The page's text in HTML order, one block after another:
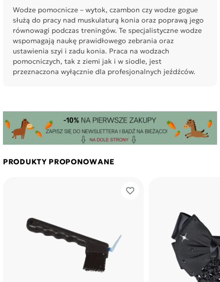
Wodze pomocnicze – wytok, czambon czy wodze gogue
służą do pracy nad muskulaturą konia oraz poprawą jego
równowagi podczas treningów. Te specjalistyczne wodze
wspomagają naukę prawidłowego zebrania oraz
ustawienia szyi i zadu konia. Praca na wodzach
pomocniczych, tak z ziemi jak i w siodle, jest
przeznaczona wyłącznie dla profesjonalnych jeźdźców.
PRODUKTY PROPONOWANE
favorite_border